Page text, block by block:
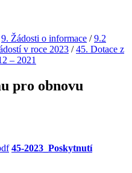
9. Žádosti o informace /9.2
v roce 2023 /45. Dotace z
– 2021
pro obnovu
45-2023_Poskytnutí